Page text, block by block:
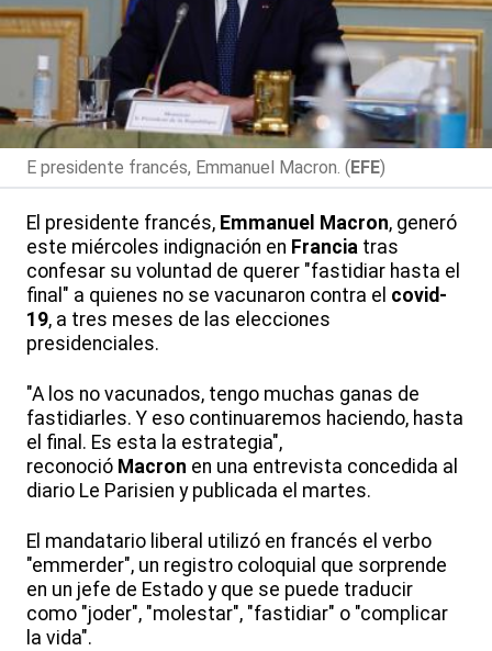
E presidente francés, Emmanuel Macron. (EFE)
El presidente francés, Emmanuel Macron, generó
este miércoles indignación en Francia tras
confesar su voluntad de querer "fastidiar hasta el
final" a quienes no se vacunaron contra el covid-
19, a tres meses de las elecciones
presidenciales.
"A los no vacunados, tengo muchas ganas de
fastidiarles. Y eso continuaremos haciendo, hasta
el final. Es esta la estrategia",
reconoció Macron en una entrevista concedida al
diario Le Parisien y publicada el martes.
El mandatario liberal utilizó en francés el verbo
"emmerder", un registro coloquial que sorprende
en un jefe de Estado y que se puede traducir
como "joder", "molestar", "fastidiar" o "complicar
la vida".